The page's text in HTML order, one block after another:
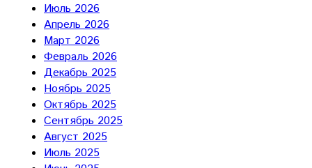
Июль 2026
Апрель 2026
Март 2026
Февраль 2026
Декабрь 2025
Ноябрь 2025
Октябрь 2025
Сентябрь 2025
Август 2025
Июль 2025